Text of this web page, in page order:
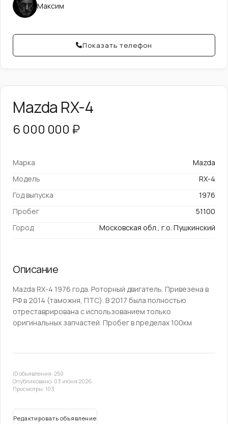
Максим
Показать телефон
Mazda RX-4
6 000 000 ₽
Марка
Mazda
Модель
RX-4
Год выпуска
1976
Пробег
51100
Город
Московская обл., г.о. Пушкинский
Описание
Mazda RX-4 1976 года. Роторный двигатель. Привезена в
РФ в 2014 (таможня, ПТС). В 2017 была полностью
отреставрирована с использованием только
оригинальных запчастей. Пробег в пределах 100км
ID объявления: 250
Опубликовано: 03 июня 2026
Просмотры: 103
Редактировать объявление